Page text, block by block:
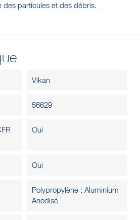
des particules et des débris.
Vikan
56629
Oui
Oui
Polypropylène ; Aluminium
Anodisé